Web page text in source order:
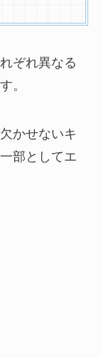
ぞれ異なる
。
かせないキ
部としてエ